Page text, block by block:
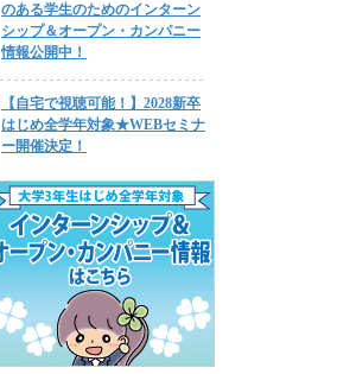
のある学生のためのインターン
シップ＆オープン・カンパニー
情報公開中！
【自宅で視聴可能！】2028新卒
はじめ全学年対象★WEBセミナ
ー開催決定！